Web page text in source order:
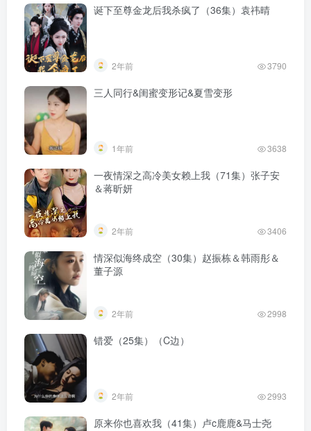
诞下至尊金龙后我杀疯了（36集）袁祎晴
2年前 3790
三人同行&闺蜜变形记&夏雪变形
1年前 3638
一夜情深之高冷美女赖上我（71集）张子安
＆蒋昕妍
2年前 3406
情深似海终成空（30集）赵振栋＆韩雨彤＆
董子源
2年前 2998
错爱（25集）（C边）
2年前 2993
原来你也喜欢我（41集）卢c鹿鹿&马士尧